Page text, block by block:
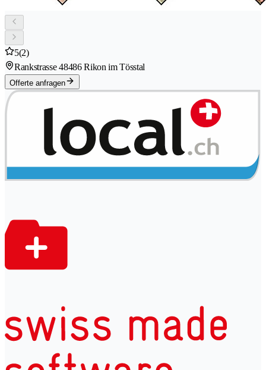
5(2)
Rankstrasse 48486 Rikon im Tösstal
Offerte anfragen